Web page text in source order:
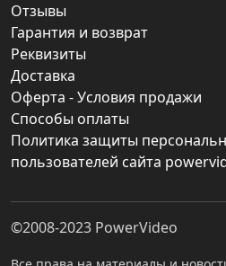
Отзывы
Гарантия и возврат
Реквизиты
Доставка
Оферта - Условия продажи
Способы оплаты
Политика защиты
пользователей сайта
©2008-2023 PowerVideo